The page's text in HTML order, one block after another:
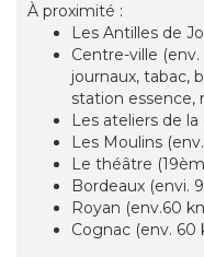
À proximité :
Les Antilles de
Centre-ville
journaux, tabac,
station essence,
Les ateliers de
Les Moulins
Le théâtre
Bordeaux (envi.
Royan (env.60
Cognac (env. 60